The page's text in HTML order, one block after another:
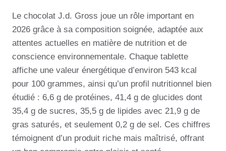
Le chocolat J.d. Gross joue un rôle important en
2026 grâce à sa composition soignée, adaptée aux
attentes actuelles en matière de nutrition et de
conscience environnementale. Chaque tablette
affiche une valeur énergétique d’environ 543 kcal
pour 100 grammes, ainsi qu’un profil nutritionnel bien
étudié : 6,6 g de protéines, 41,4 g de glucides dont
35,4 g de sucres, 35,5 g de lipides avec 21,9 g de
gras saturés, et seulement 0,2 g de sel. Ces chiffres
témoignent d’un produit riche mais maîtrisé, offrant